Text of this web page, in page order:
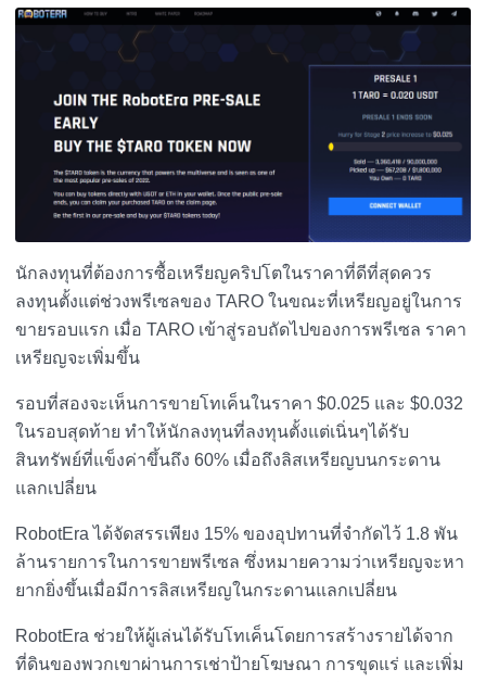
นักลงทุนที่ต้องการซื้อเหรียญคริปโตในราคาที่ดีที่สุดควร
ลงทุนตั้งแต่ช่วงพรีเซลของ TARO ในขณะที่เหรียญอยู่ในการ
ขายรอบแรก เมื่อ TARO เข้าสู่รอบถัดไปของการพรีเซล ราคา
เหรียญจะเพิ่มขึ้น
รอบที่สองจะเห็นการขายโทเค็นในราคา $0.025 และ $0.032
ในรอบสุดท้าย ทำให้นักลงทุนที่ลงทุนตั้งแต่เนิ่นๆได้รับ
สินทรัพย์ที่แข็งค่าขึ้นถึง 60% เมื่อถึงลิสเหรียญบนกระดาน
แลกเปลี่ยน
RobotEra ได้จัดสรรเพียง 15% ของอุปทานที่จำกัดไว้ 1.8 พัน
ล้านรายการในการขายพรีเซล ซึ่งหมายความว่าเหรียญจะหา
ยากยิ่งขึ้นเมื่อมีการลิสเหรียญในกระดานแลกเปลี่ยน
RobotEra ช่วยให้ผู้เล่นได้รับโทเค็นโดยการสร้างรายได้จาก
ที่ดินของพวกเขาผ่านการเช่าป้ายโฆษณา การขุดแร่ และเพิ่ม